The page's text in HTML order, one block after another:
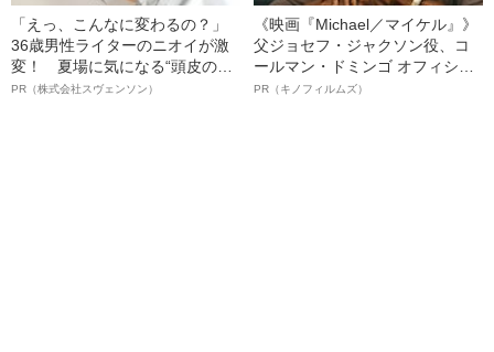
「えっ、こんなに変わるの？」
36歳男性ライターのニオイが激
変！ 夏場に気になる“頭皮のニ
オイ”や“ベタつき”を解消す
PR（株式会社スヴェンソン）
《映画『Michael／マイケル』》
父ジョセフ・ジャクソン役、コ
ールマン・ドミンゴ オフィシャ
ルインタビュー“観客を魅了した
PR（キノフィルムズ）